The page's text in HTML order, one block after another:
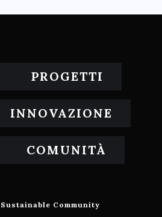
PROGETTI
INNOVAZIONE
COMUNITÀ
Sustainable Community